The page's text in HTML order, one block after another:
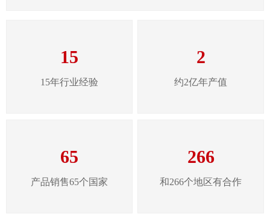
15
15年行业经验
2
约2亿年产值
65
产品销售65个国家
266
和266个地区有合作